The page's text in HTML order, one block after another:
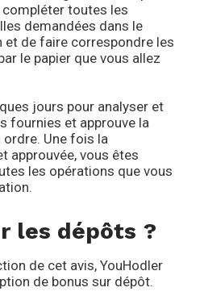
compléter toutes les
demandées dans le
de faire correspondre les
le papier que vous allez
jours pour analyser et
fournies et approuve la
Une fois la
approuvée, vous êtes
les opérations que vous
les dépôts ?
de cet avis, YouHodler
de bonus sur dépôt.